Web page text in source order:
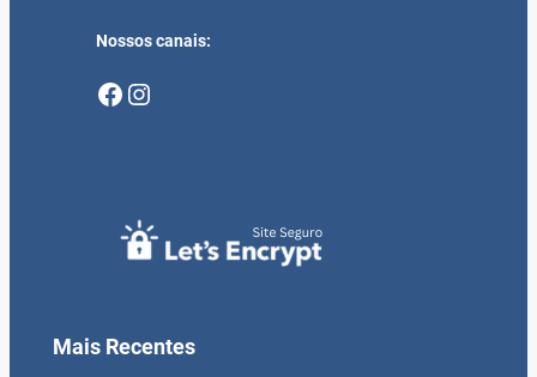
Nossos canais:
Facebook Instagram
Mais Recentes